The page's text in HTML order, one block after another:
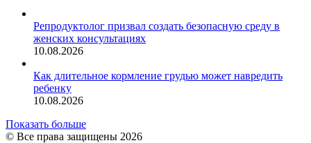
Репродуктолог призвал создать безопасную среду в
женских консультациях
10.08.2026
Как длительное кормление грудью может навредить
ребенку
10.08.2026
Показать больше
© Все права защищены 2026